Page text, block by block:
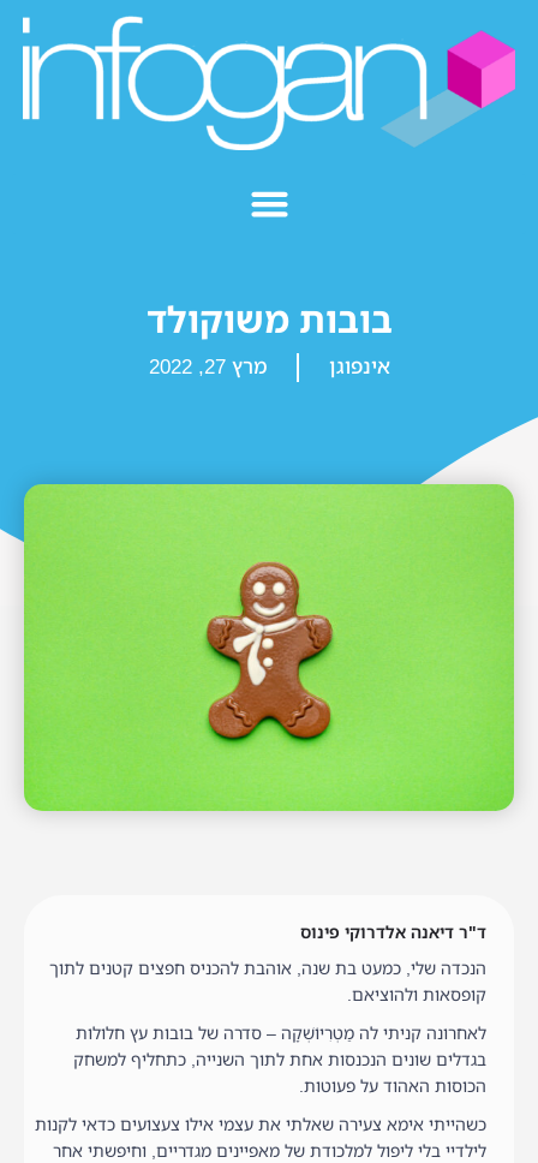
בובות משוקולד
אינפוגן מרץ 27, 2022
ד"ר דיאנה אלדרוקי פינוס
הנכדה שלי, כמעט בת שנה, אוהבת להכניס חפצים קטנים לתוך
קופסאות ולהוציאם.
לאחרונה קניתי לה מַטְרִיוֹשְׁקָה – סדרה של בובות עץ חלולות
בגדלים שונים הנכנסות אחת לתוך השנייה, כתחליף למשחק
הכוסות האהוד על פעוטות.
כשהייתי אימא צעירה שאלתי את עצמי אילו צעצועים כדאי לקנות
לילדיי בלי ליפול למלכודת של מאפיינים מגדריים, וחיפשתי אחר